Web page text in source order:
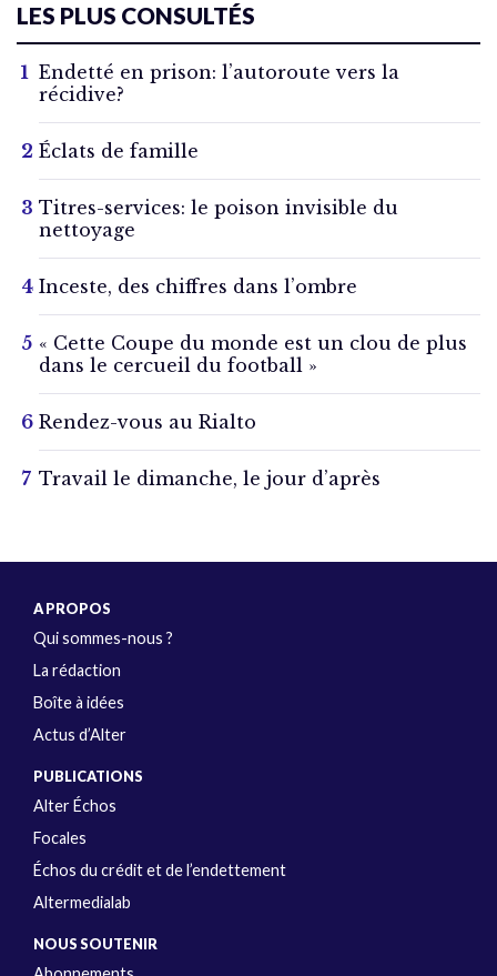
LES PLUS CONSULTÉS
Endetté en prison: l’autoroute vers la
récidive?
Éclats de famille
Titres-services: le poison invisible du
nettoyage
Inceste, des chiffres dans l’ombre
« Cette Coupe du monde est un clou de plus
dans le cercueil du football »
Rendez-vous au Rialto
Travail le dimanche, le jour d’après
A PROPOS
Qui sommes-nous ?
La rédaction
Boîte à idées
Actus d’Alter
PUBLICATIONS
Alter Échos
Focales
Échos du crédit et de l’endettement
Altermedialab
NOUS SOUTENIR